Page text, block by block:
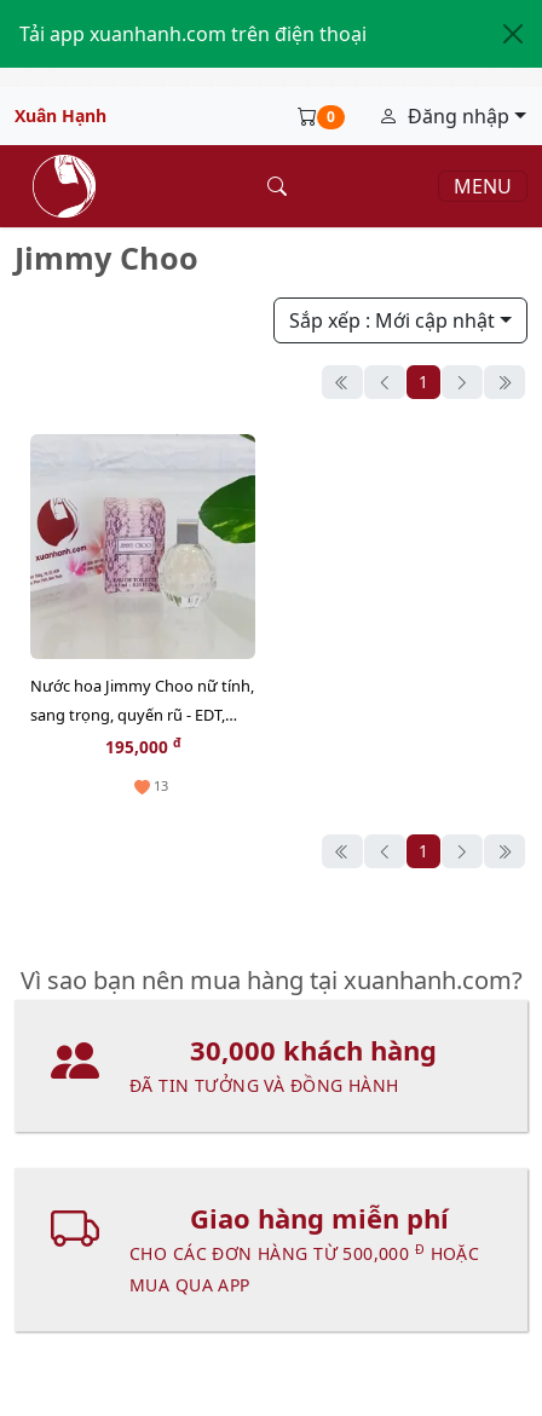
Tải app xuanhanh.com trên điện thoại
Xuân Hạnh 0 Đăng nhập
MENU
Jimmy Choo
Sắp xếp : Mới cập nhật
1
Nước hoa Jimmy Choo nữ tính,
sang trọng, quyến rũ - EDT,
195,000 đ
13
1
Vì sao bạn nên mua hàng tại xuanhanh.com?
30,000 khách hàng
ĐÃ TIN TƯỞNG VÀ ĐỒNG HÀNH
Giao hàng miễn phí
CHO CÁC ĐƠN HÀNG TỪ 500,000 Đ HOẶC
MUA QUA APP